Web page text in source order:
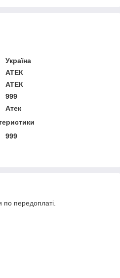
Україна
АТЕК
АТЕК
999
Атек
999
по передоплаті.